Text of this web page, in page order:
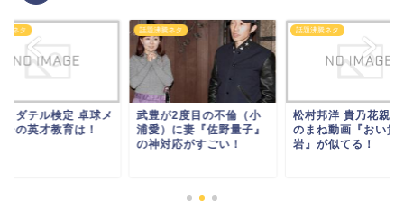
騰ネタ
ソダテル検定 卓球メ
ーの英才教育は！
話題沸騰ネタ
武豊が2度目の不倫（小
浦愛）に妻『佐野量子』
の神対応がすごい！
話題沸騰ネタ
松村邦洋 貴乃花親方
のまね動画『おい貴
岩』が似てる！